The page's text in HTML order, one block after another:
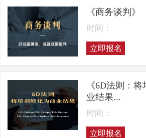
《商务谈判》
时间：
立即报名
《6D法则：
业结果...
时间：
立即报名